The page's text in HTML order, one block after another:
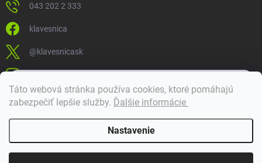
Táto webová stránka používa cookies, ktoré pomáhajú
zabezpečiť lepšie služby. Ďalšie informácie
Nastavenie
043 202 2 333
klavesnica
@klavesnicask
klavesnica_sk
Doprava a platba
Dobrý deň! 👋 Pomôžem vám nájsť správny diel. Napíšte mi.